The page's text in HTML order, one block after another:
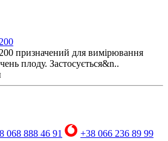
призначений для вимірювання
плоду. Застосується&n..
068 888 46 91
+38 066 236 89 99